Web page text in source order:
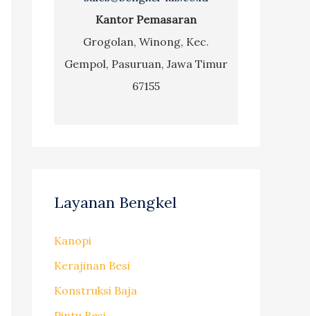
Kantor Pemasaran
Grogolan, Winong, Kec.
Gempol, Pasuruan, Jawa Timur
67155
Layanan Bengkel
Kanopi
Kerajinan Besi
Konstruksi Baja